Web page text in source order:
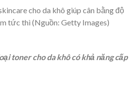
cho da khô giúp cân bằng độ
tức thì (Nguồn: Getty Images)
toner cho da khô có khả năng cấp